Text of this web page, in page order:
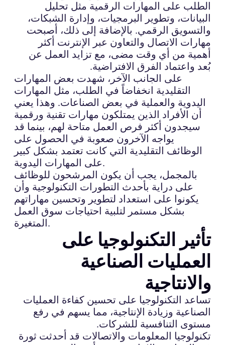
الطلب على المهارات الرقمية مثل تحليل
البيانات، وتطوير البرمجيات، وإدارة الشبكات،
والتسويق الرقمي. بالإضافة إلى ذلك، أصبحت
مهارات الاتصال والتعاون عبر الإنترنت أكثر
أهمية من أي وقت مضى، مع تزايد العمل عن
بُعد واعتماد الفرق الافتراضية.
على الجانب الآخر، شهدت بعض المهارات
التقليدية انخفاضاً في الطلب، مثل المهارات
اليدوية والعملية في بعض الصناعات. وهذا يعني
أن الأفراد الذين يمتلكون مهارات تقنية ورقمية
سيجدون أكثر فرص العمل متاحة لهم، بينما قد
يواجه الآخرون صعوبة في الحصول على
الوظائف التقليدية التي كانت تعتمد بشكل كبير
على المهارات اليدوية.
بالمجمل، يجب أن يكون المرشحون للوظائف
على دراية بأحدث التطورات التكنولوجية وأن
يكونوا على استعداد لتطوير وتحسين مهاراتهم
بشكل مستمر لتلبية احتياجات سوق العمل
المتغيرة.
تأثير التكنولوجيا على
العمليات الصناعية
والانتاجية
تساعد التكنولوجيا على تحسين كفاءة العمليات
الصناعية وزيادة الإنتاجية، مما يسهم في رفع
مستوى التنافسية للشركات.
تكنولوجيا المعلومات والاتصالات قد أحدثت ثورة